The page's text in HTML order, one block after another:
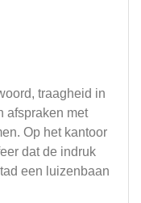
traagheid in
afspraken met
Op het kantoor
dat de indruk
een luizenbaan